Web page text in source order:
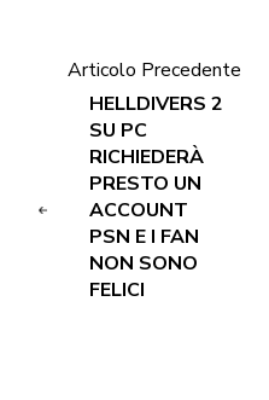
Articolo Precedente
HELLDIVERS 2
SU PC
RICHIEDERÀ
PRESTO UN
ACCOUNT
PSN E I FAN
NON SONO
FELICI